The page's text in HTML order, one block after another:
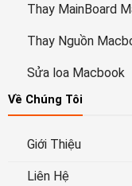
Thay MainBoard
Thay Nguồn
Sửa loa Macbook
Về Chúng Tôi
Giới Thiệu
Liên Hệ